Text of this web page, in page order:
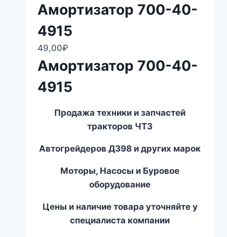
Амортизатор 700-40-
4915
49,00₽
Амортизатор 700-40-
4915
Продажа техники и запчастей
тракторов ЧТЗ
Автогрейдеров ДЗ98 и других марок
Моторы, Насосы и Буровое
оборудование
Цены и наличие товара уточняйте у
специалиста компании